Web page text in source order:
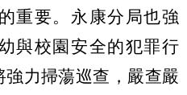
重要。永康分局也強
與校園安全的犯罪行
力掃蕩巡查，嚴查嚴